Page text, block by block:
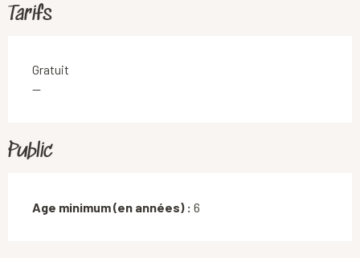
Tarifs
Gratuit
—
Public
Age minimum (en années) : 6